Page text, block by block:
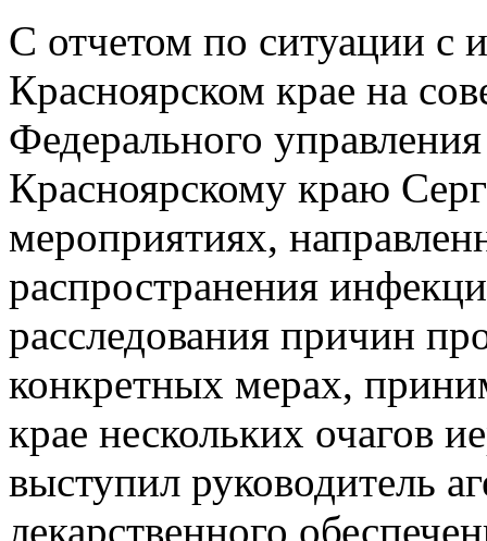
С отчетом по ситуации с
Красноярском крае на
Федерального
Красноярскому краю
мероприятиях,
распространения
расследования причин
конкретных мерах,
крае нескольких очагов
выступил руководитель
лекарственного